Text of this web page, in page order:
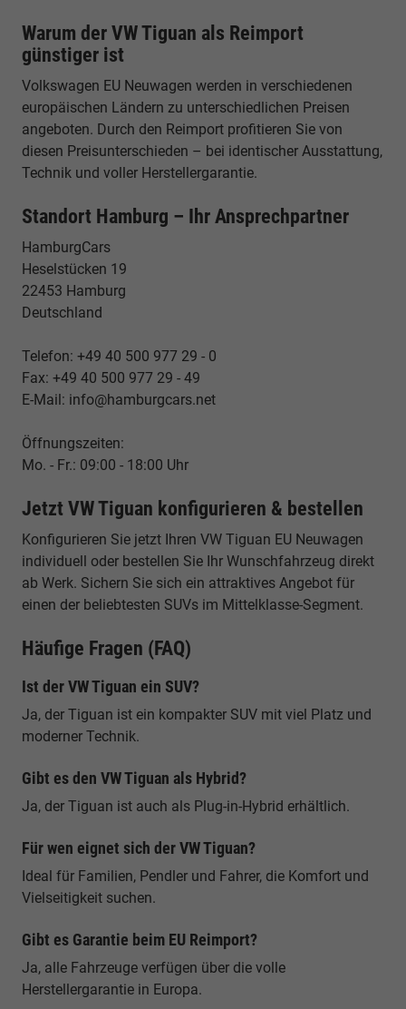
Warum der VW Tiguan als Reimport
günstiger ist
Volkswagen EU Neuwagen werden in verschiedenen
europäischen Ländern zu unterschiedlichen Preisen
angeboten. Durch den Reimport profitieren Sie von
diesen Preisunterschieden – bei identischer Ausstattung,
Technik und voller Herstellergarantie.
Standort Hamburg – Ihr Ansprechpartner
HamburgCars
Heselstücken 19
22453 Hamburg
Deutschland
Telefon: +49 40 500 977 29 - 0
Fax: +49 40 500 977 29 - 49
E-Mail: info@hamburgcars.net
Öffnungszeiten:
Mo. - Fr.: 09:00 - 18:00 Uhr
Jetzt VW Tiguan konfigurieren & bestellen
Konfigurieren Sie jetzt Ihren VW Tiguan EU Neuwagen
individuell oder bestellen Sie Ihr Wunschfahrzeug direkt
ab Werk. Sichern Sie sich ein attraktives Angebot für
einen der beliebtesten SUVs im Mittelklasse-Segment.
Häufige Fragen (FAQ)
Ist der VW Tiguan ein SUV?
Ja, der Tiguan ist ein kompakter SUV mit viel Platz und
moderner Technik.
Gibt es den VW Tiguan als Hybrid?
Ja, der Tiguan ist auch als Plug-in-Hybrid erhältlich.
Für wen eignet sich der VW Tiguan?
Ideal für Familien, Pendler und Fahrer, die Komfort und
Vielseitigkeit suchen.
Gibt es Garantie beim EU Reimport?
Ja, alle Fahrzeuge verfügen über die volle
Herstellergarantie in Europa.